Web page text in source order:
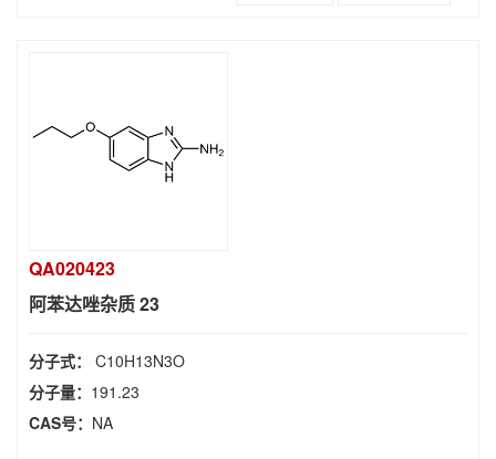
QA020423
阿苯达唑杂质 23
分子式： C10H13N3O
分子量： 191.23
CAS号： NA